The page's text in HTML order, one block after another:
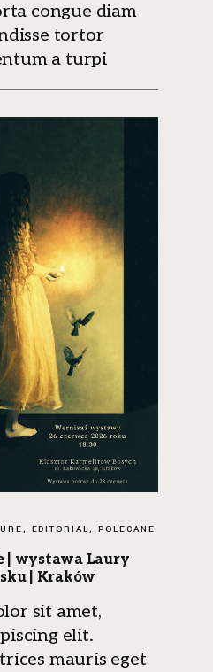
congue diam
tortor
a turpi
EDITORIAL POLECANE
| wystawa Laury
| Kraków
sit amet,
elit.
mauris eget